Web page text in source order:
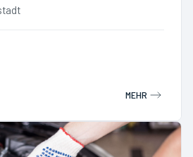
MEHR